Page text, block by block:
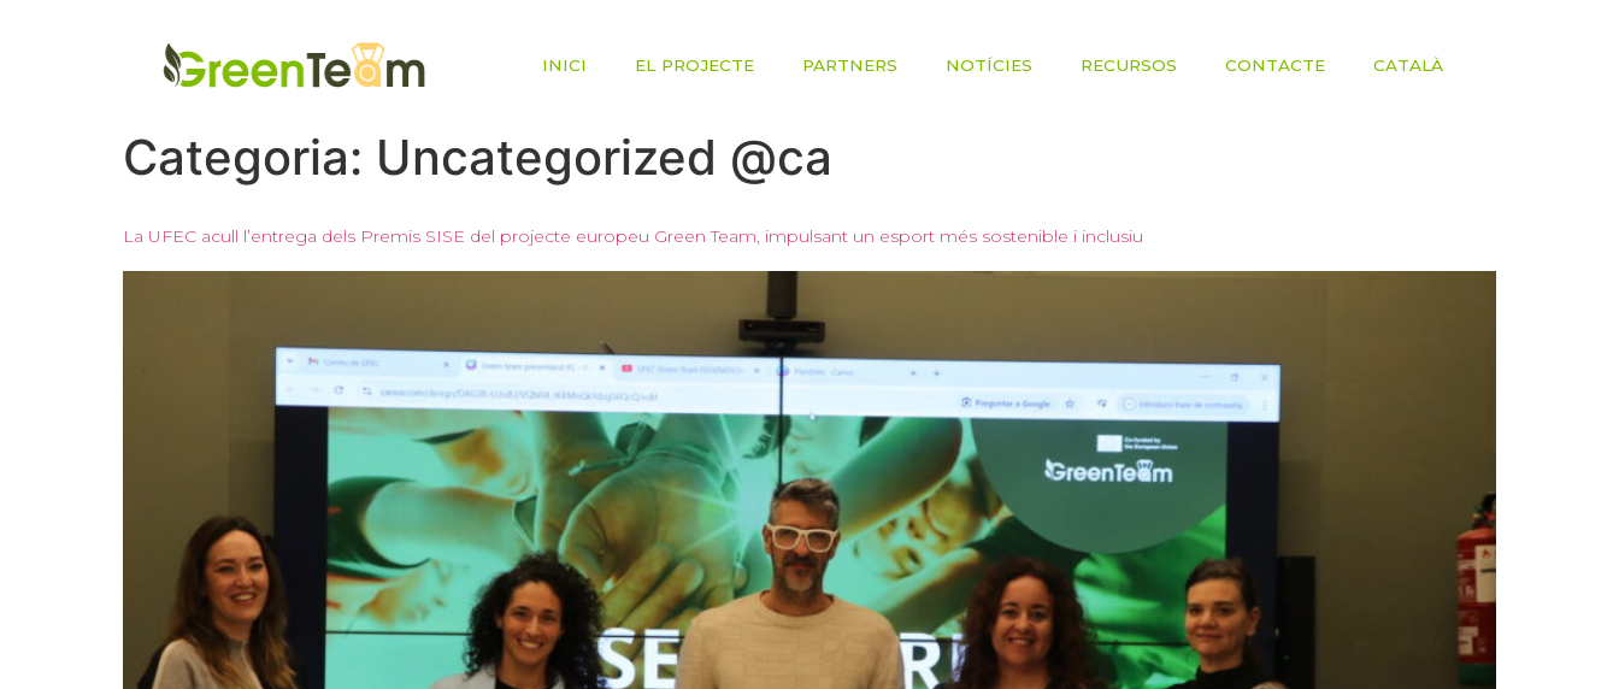
INICI EL PROJECTE PARTNERS NOTÍCIES RECURSOS CONTACTE CATALÀ
Categoria: Uncategorized @ca
La UFEC acull l’entrega dels Premis SISE del projecte europeu Green Team, impulsant un esport més sostenible i inclusiu